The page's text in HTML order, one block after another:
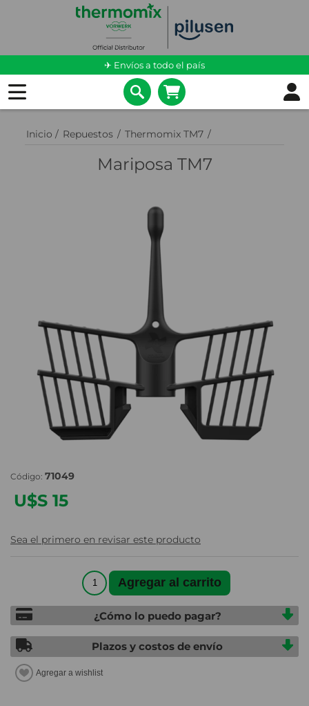
✈ Envíos a todo el país
Inicio / Repuestos / Thermomix TM7 /
Mariposa TM7
Código: 71049
U$S 15
Sea el primero en revisar este producto
¿Cómo lo puedo pagar?
Plazos y costos de envío